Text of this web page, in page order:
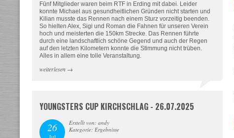
Fünf Mitglieder waren beim RTF in Erding mit dabei. Leider
konnte Michael aus gesundheitlichen Gründen nicht starten und
Kilian musste das Rennen nach einem Sturz vorzeitig beenden.
So hielten Alex, Sigi und Roman die Fahnen für unseren Verein
hoch und meisterten die 150km Strecke. Das Rennen führte
durch eine landschaftlich schöne Gegend und auch der Regen
auf den letzten Kilometern konnte die Stimmung nicht trüben.
Alles in allem eine tolle Veranstaltung.
weiterlesen→
YOUNGSTERS CUP KIRCHSCHLAG - 26.07.2025
26
Erstellt von: andy
Kategorie: Ergebnisse